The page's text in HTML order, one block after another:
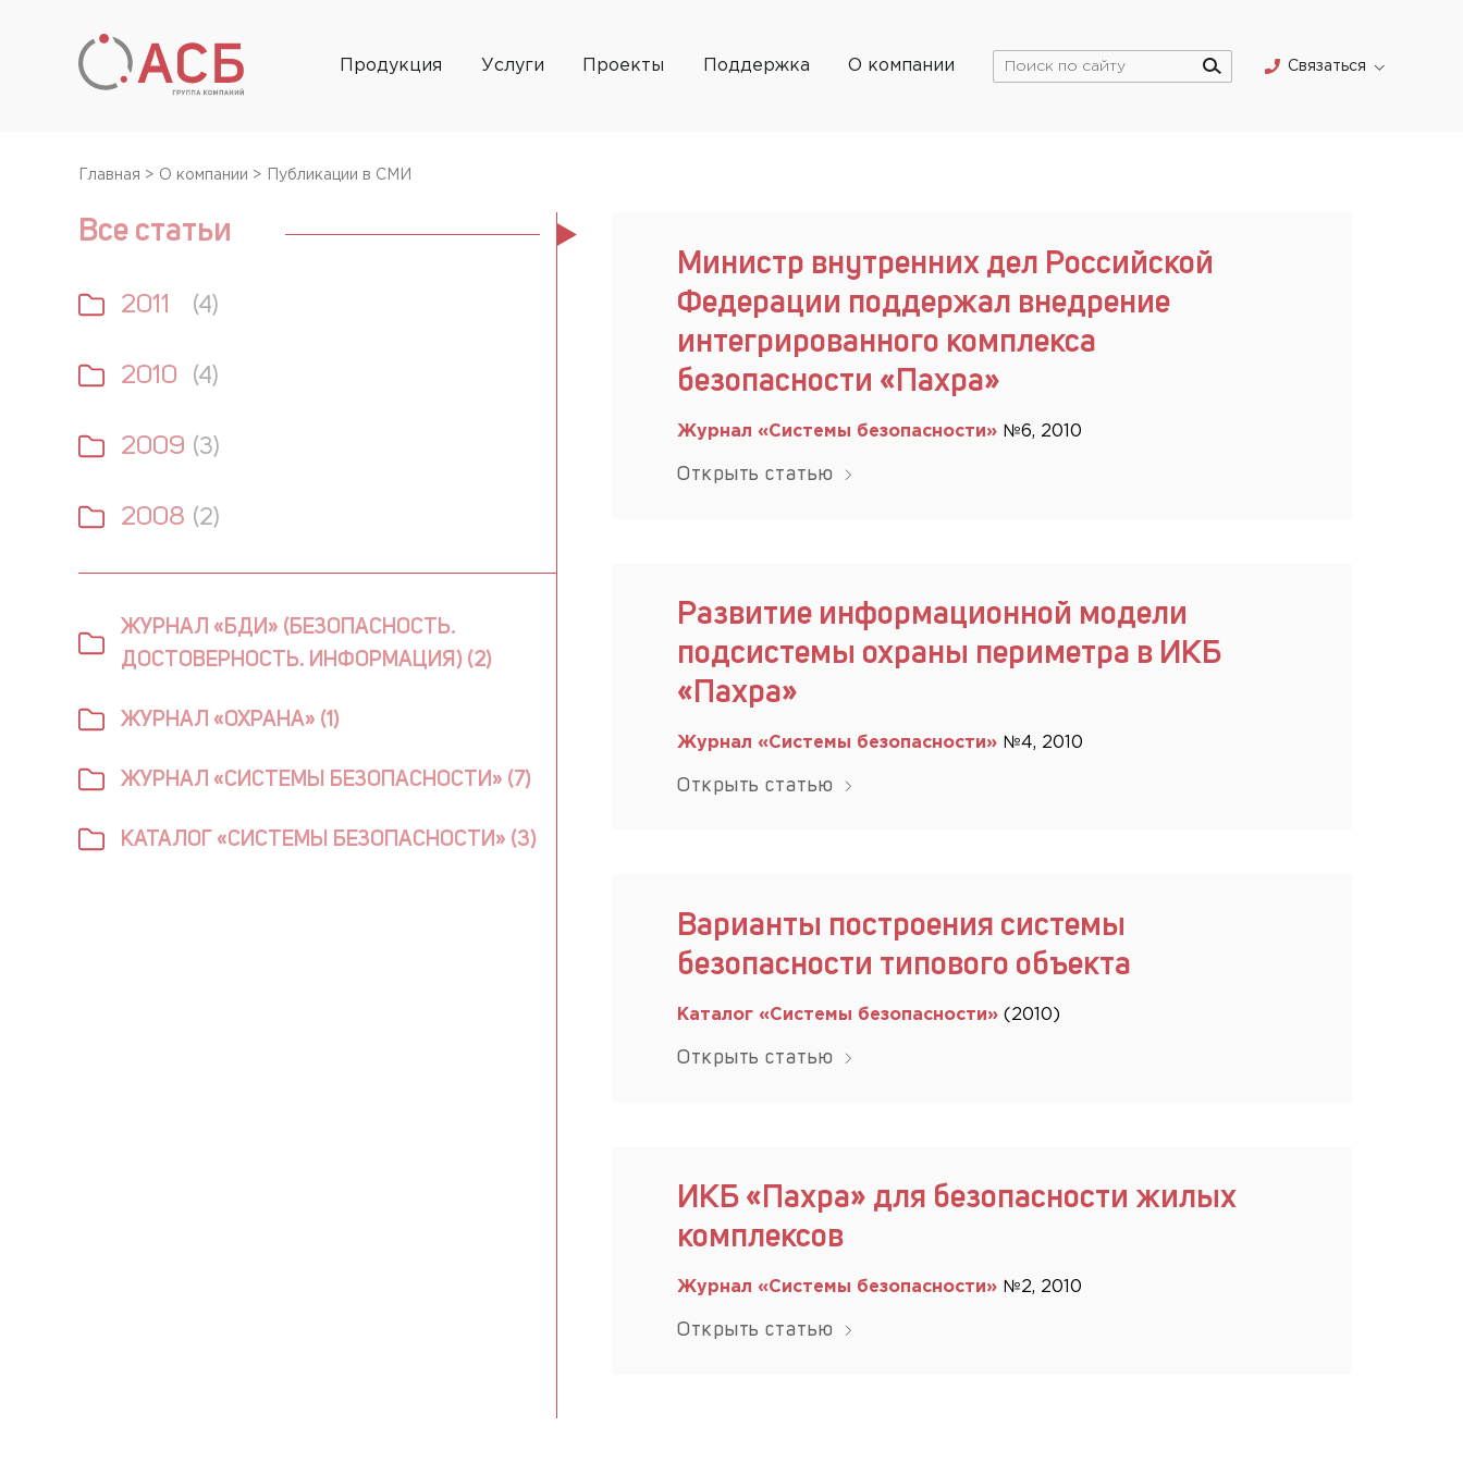
Продукция Услуги Проекты Поддержка О компании Связаться
Главная > О компании > Публикации в СМИ
Все статьи
2011 (4)
2010 (4)
2009 (3)
2008 (2)
ЖУРНАЛ «БДИ» (БЕЗОПАСНОСТЬ.
ДОСТОВЕРНОСТЬ. ИНФОРМАЦИЯ) (2)
ЖУРНАЛ «ОХРАНА» (1)
ЖУРНАЛ «СИСТЕМЫ БЕЗОПАСНОСТИ» (7)
КАТАЛОГ «СИСТЕМЫ БЕЗОПАСНОСТИ» (3)
Министр внутренних дел Российской
Федерации поддержал внедрение
интегрированного комплекса
безопасности «Пахра»
Журнал «Системы безопасности» №6, 2010
Открыть статью
Развитие информационной модели
подсистемы охраны периметра в ИКБ
«Пахра»
Журнал «Системы безопасности» №4, 2010
Открыть статью
Варианты построения системы
безопасности типового объекта
Каталог «Системы безопасности» (2010)
Открыть статью
ИКБ «Пахра» для безопасности жилых
комплексов
Журнал «Системы безопасности» №2, 2010
Открыть статью